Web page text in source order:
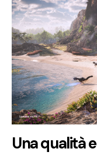
Una qualità